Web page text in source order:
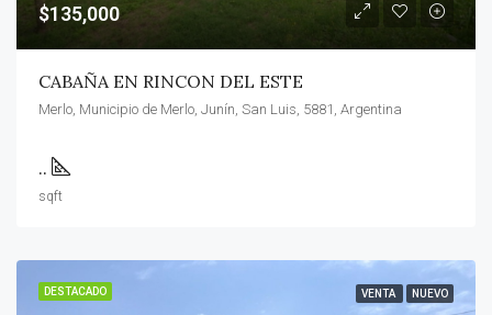
$135,000
CABAÑA EN RINCON DEL ESTE
Merlo, Municipio de Merlo, Junín, San Luis, 5881, Argentina
..
sqft
DESTACADO VENTA NUEVO